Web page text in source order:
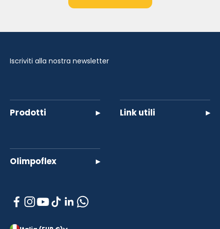
Iscriviti alla nostra newsletter
Prodotti ▸ Link utili ▸
Olimpoflex ▸